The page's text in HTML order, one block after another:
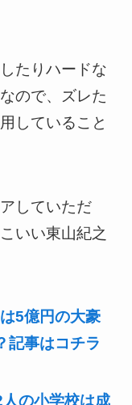
たりハードな
ので、ズレた
していること
していただ
いい東山紀之
5億円の大豪
記事はコチラ
の小学校は成